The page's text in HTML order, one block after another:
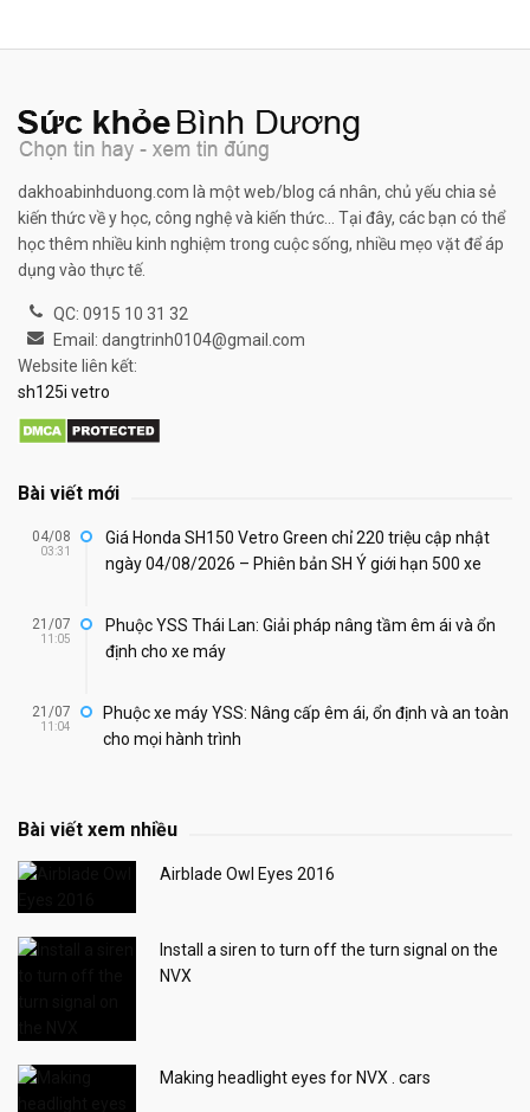
dakhoabinhduong.com là một web/blog cá nhân, chủ yếu chia sẻ
kiến thức về y học, công nghệ và kiến thức... Tại đây, các bạn có thể
học thêm nhiều kinh nghiệm trong cuộc sống, nhiều mẹo vặt để áp
dụng vào thực tế.
QC: 0915 10 31 32
Email: dangtrinh0104@gmail.com
Website liên kết:
sh125i vetro
Bài viết mới
04/08
03:31
Giá Honda SH150 Vetro Green chỉ 220 triệu cập nhật
ngày 04/08/2026 – Phiên bản SH Ý giới hạn 500 xe
21/07
11:05
Phuộc YSS Thái Lan: Giải pháp nâng tầm êm ái và ổn
định cho xe máy
21/07
11:04
Phuộc xe máy YSS: Nâng cấp êm ái, ổn định và an toàn
cho mọi hành trình
Bài viết xem nhiều
Airblade Owl Eyes 2016
Install a siren to turn off the turn signal on the
NVX
Making headlight eyes for NVX . cars